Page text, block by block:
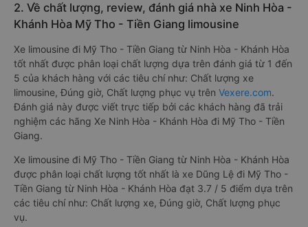
2. Về chất lượng, review, đánh giá nhà xe Ninh Hòa -
Khánh Hòa Mỹ Tho - Tiền Giang limousine
Xe limousine đi Mỹ Tho - Tiền Giang từ Ninh Hòa - Khánh Hòa
tốt nhất được phân loại chất lượng dựa trên đánh giá từ 1 đến
5 của khách hàng với các tiêu chí như: Chất lượng xe
limousine, Đúng giờ, Chất lượng phục vụ trên Vexere.com.
Đánh giá này được viết trực tiếp bởi các khách hàng đã trải
nghiệm các hãng Xe Ninh Hòa - Khánh Hòa đi Mỹ Tho - Tiền
Giang.
Xe limousine đi Mỹ Tho - Tiền Giang từ Ninh Hòa - Khánh Hòa
được phân loại chất lượng tốt nhất là xe Dũng Lệ đi Mỹ Tho -
Tiền Giang từ Ninh Hòa - Khánh Hòa đạt 3.7 / 5 điểm dựa trên
các tiêu chí như: Chất lượng xe, Đúng giờ, Chất lượng phục
vụ.